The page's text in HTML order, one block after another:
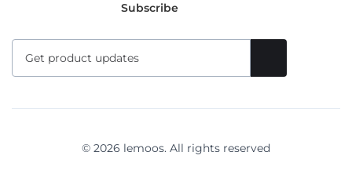
Subscribe
© 2026 lemoos. All rights reserved